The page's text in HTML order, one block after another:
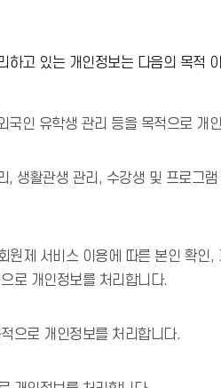
고 있는 개인정보는 다음의 목
인 유학생 관리 등을 목적으로 개
생활관생 관리, 수강생 및 프로그
원제 서비스 이용에 따른 본인 확
로 개인정보를 처리합니다.
으로 개인정보를 처리합니다.